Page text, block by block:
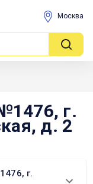
Москва
г.
д. 2
г.